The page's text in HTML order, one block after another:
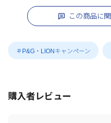
この商品に
＃P&G・LIONキャンペーン
購入者レビュー